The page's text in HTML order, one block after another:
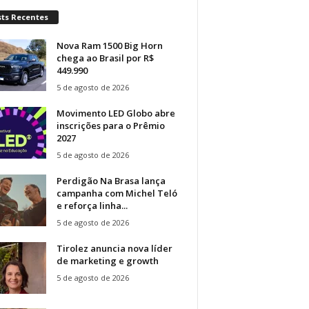
Recentes
Nova Ram 1500 Big Horn
chega ao Brasil por R$
449.990
5 de agosto de 2026
Movimento LED Globo abre
inscrições para o Prêmio
2027
5 de agosto de 2026
Perdigão Na Brasa lança
campanha com Michel Teló
e reforça linha...
5 de agosto de 2026
Tirolez anuncia nova líder
de marketing e growth
5 de agosto de 2026